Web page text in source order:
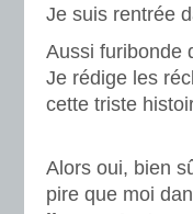
Je suis rentrée
Aussi furibonde
Je rédige les
cette triste
Alors oui, bien
pire que moi